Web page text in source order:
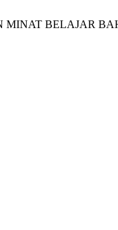
MINAT BELAJAR